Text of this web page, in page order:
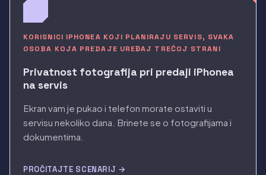
KORISNICI IPHONEA KOJI PLANIRAJU SERVIS, SVAKA
OSOBA KOJA PREDAJE UREĐAJ TREĆOJ STRANI
Privatnost fotografija pri predaji iPhonea
na servis
Ekran vam je pukao i telefon morate ostaviti u
servisu nekoliko dana. Brinete se o fotografijama i
dokumentima.
PROČITAJTE SCENARIJ →